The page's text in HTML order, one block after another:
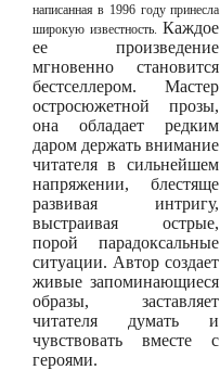
написанная в 1996 году принесла
широкую известность. Каждое
ее произведение
мгновенно становится
бестселлером. Мастер
остросюжетной прозы,
она обладает редким
даром держать внимание
читателя в сильнейшем
напряжении, блестяще
развивая интригу,
выстраивая острые,
порой парадоксальные
ситуации. Автор создает
живые запоминающиеся
образы, заставляет
читателя думать и
чувствовать вместе с
героями.